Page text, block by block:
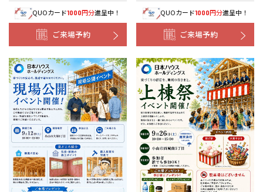
QUOカード1000円分進呈中！
ご来場予約
QUOカード1000円分進呈中！
ご来場予約